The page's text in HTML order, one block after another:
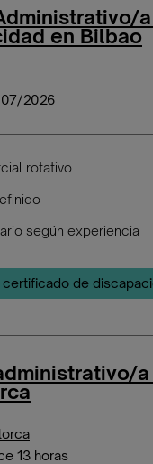
en Bilbao
07/2026
rotativo
según experiencia
certificado de
a
13 horas